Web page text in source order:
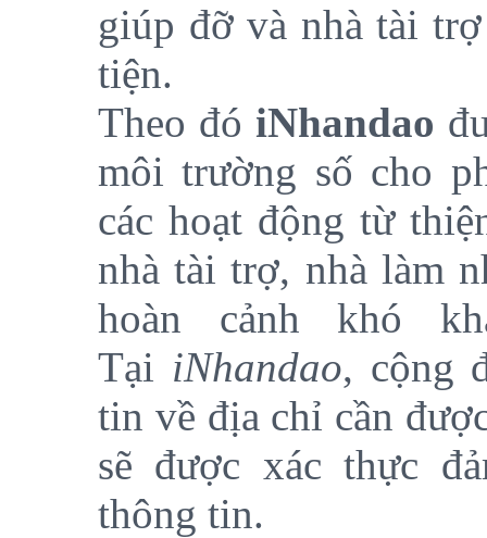
giúp đỡ và nhà tài
tiện.
Theo đó iNhandao
môi trường số cho
các hoạt động từ
nhà tài trợ, nhà làm
hoàn cảnh khó
Tại iNhandao, cộng
tin về địa chỉ cần
sẽ được xác thực
thông tin.